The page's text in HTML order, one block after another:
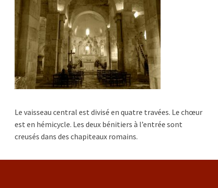
Le vaisseau central est divisé en quatre travées. Le chœur
est en hémicycle. Les deux bénitiers à l’entrée sont
creusés dans des chapiteaux romains.